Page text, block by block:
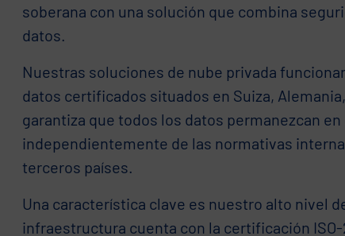
soberana con una solución que combina
datos.
Nuestras soluciones de nube privada
datos certificados situados en Suiza,
garantiza que todos los datos permanezcan
independientemente de las normativas
terceros países.
Una característica clave es nuestro alto nivel
infraestructura cuenta con la certificación ISO-